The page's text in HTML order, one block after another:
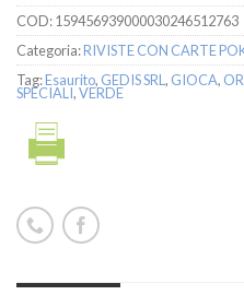
COD:159456939000030246512763
Categoria:RIVISTE CON CARTE
Tag:Esaurito, GEDIS SRL , GIOCA,
SPECIALI,VERDE